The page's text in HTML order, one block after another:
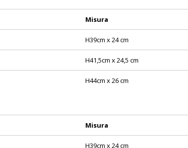
Misura
H39cm x 24 cm
H41,5cm x 24,5 cm
H44cm x 26 cm
Misura
H39cm x 24 cm